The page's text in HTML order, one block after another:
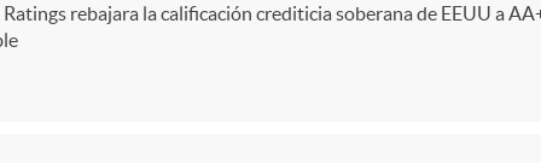
rebajara la calificación crediticia soberana de EEUU a